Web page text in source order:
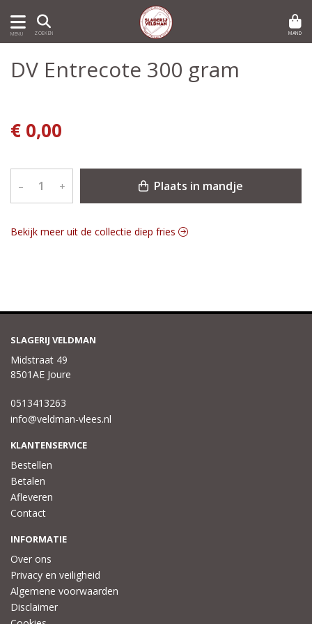
MENU ZOEKEN MAND
DV Entrecote 300 gram
€ 0,00
– + Plaats in mandje
Bekijk meer uit de collectie diep fries
SLAGERIJ VELDMAN
Midstraat 49
8501AE Joure
0513413263
info@veldman-vlees.nl
KLANTENSERVICE
Bestellen
Betalen
Afleveren
Contact
INFORMATIE
Over ons
Privacy en veiligheid
Algemene voorwaarden
Disclaimer